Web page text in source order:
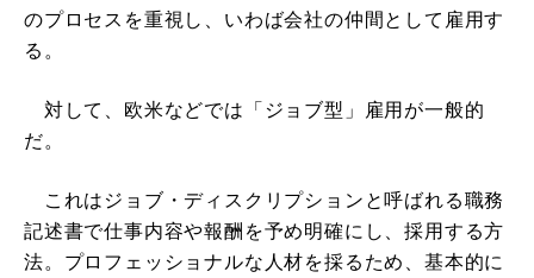
のプロセスを重視し、いわば会社の仲間として雇用す
る。
対して、欧米などでは「ジョブ型」雇用が一般的
だ。
これはジョブ・ディスクリプションと呼ばれる職務
記述書で仕事内容や報酬を予め明確にし、採用する方
法。プロフェッショナルな人材を採るため、基本的に